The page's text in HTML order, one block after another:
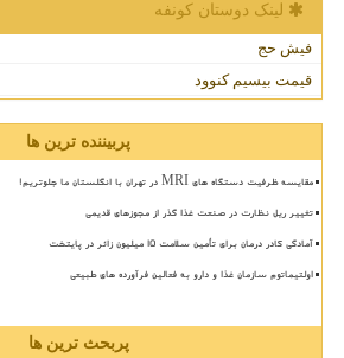
لینک دوستان كونفه
فیش حج
قیمت بیسیم کنوود
پربیننده ترین ها
مقایسه ظرفیت دستگاه های MRI در تهران با انگلستان ما جلوتریم!
تغییر ریل نظارت در صنعت غذا گذر از مجوزهای قدیمی
آمادگی کادر درمان برای تأمین سلامت 15 میلیون زائر در پایتخت
اولتیماتوم سازمان غذا و دارو به فعالین فرآورده های طبیعی
پربحث ترین ها